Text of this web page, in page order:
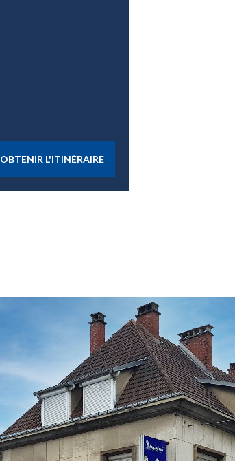
OBTENIR L'ITINÉRAIRE